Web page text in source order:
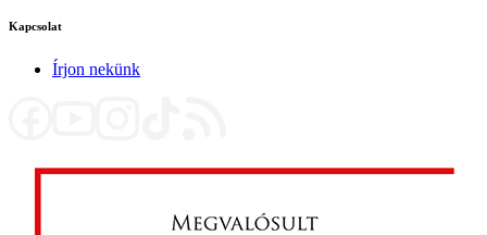
Kapcsolat
Írjon nekünk